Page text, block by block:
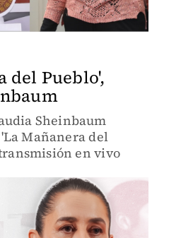
del Pueblo',
Sheinbaum
Mañanera del
en vivo